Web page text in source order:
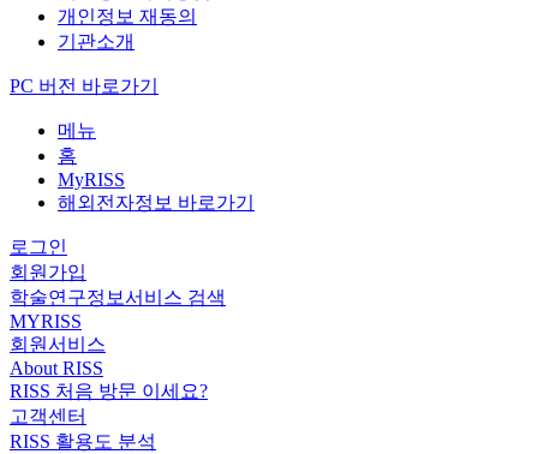
개인정보 재동의
기관소개
PC 버전 바로가기
메뉴
홈
MyRISS
해외전자정보 바로가기
로그인
회원가입
학술연구정보서비스 검색
MYRISS
회원서비스
About RISS
RISS 처음 방문 이세요?
고객센터
RISS 활용도 분석